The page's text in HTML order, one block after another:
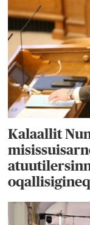
Kalaallit